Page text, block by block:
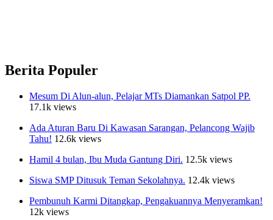
Berita Populer
Mesum Di Alun-alun, Pelajar MTs Diamankan Satpol PP.
17.1k views
Ada Aturan Baru Di Kawasan Sarangan, Pelancong Wajib
Tahu! 12.6k views
Hamil 4 bulan, Ibu Muda Gantung Diri. 12.5k views
Siswa SMP Ditusuk Teman Sekolahnya. 12.4k views
Pembunuh Karmi Ditangkap, Pengakuannya Menyeramkan!
12k views